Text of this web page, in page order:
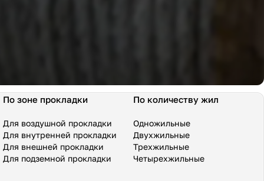
По зоне прокладки
Для воздушной прокладки
Для внутренней прокладки
Для внешней прокладки
Для подземной прокладки
По количеству жил
Одножильные
Двухжильные
Трехжильные
Четырехжильные